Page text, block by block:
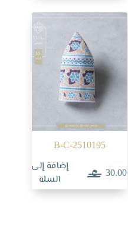
B-C-2510195
30.000
إضافة إلى
السلة